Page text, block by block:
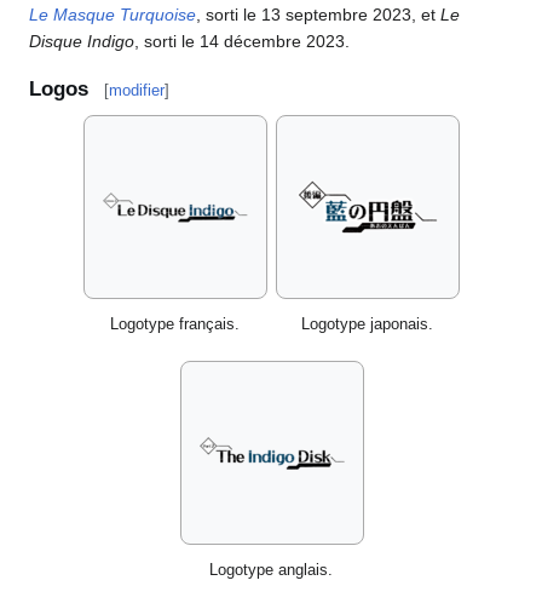
Le Masque Turquoise, sorti le 13 septembre 2023, et Le
Disque Indigo, sorti le 14 décembre 2023.
Logos [modifier]
Logotype français. Logotype japonais.
Logotype anglais.